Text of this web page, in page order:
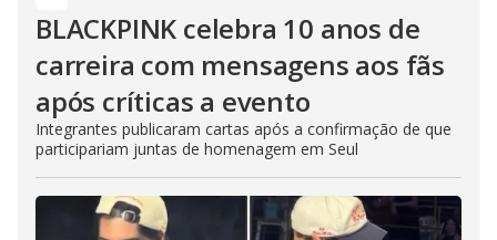
BLACKPINK celebra 10 anos de
carreira com mensagens aos fãs
após críticas a evento
Integrantes publicaram cartas após a confirmação de que
participariam juntas de homenagem em Seul